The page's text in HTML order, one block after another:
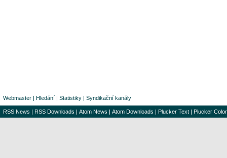
Webmaster | Hledání | Statistiky | Syndikační kanály
RSS News | RSS Downloads | Atom News | Atom Downloads | Plucker Text | Plucker Color